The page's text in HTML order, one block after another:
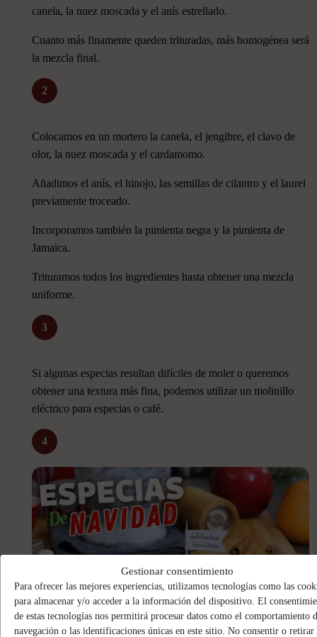
Gestionar consentimiento
Para ofrecer las mejores experiencias, utilizamos tecnologías como las
para almacenar y/o acceder a la información del dispositivo. El
de estas tecnologías nos permitirá procesar datos como el comportamiento
navegación o las identificaciones únicas en este sitio. No consentir o retirar
canela, la nuez moscada y el anís estrellado.
Cuanto más finamente queden trituradas, más homogénea será
la mezcla final.
2
Colocamos en un mortero la canela, el jengibre, el clavo de
olor, la nuez moscada y el cardamomo.
Añadimos el anís, el hinojo, las semillas de cilantro y el laurel
previamente troceado.
Incorporamos también la pimienta negra y la pimienta de
Jamaica.
Trituramos todos los ingredientes hasta obtener una mezcla
uniforme.
3
Si algunas especias resultan difíciles de moler o queremos
obtener una textura más fina, podemos utilizar un molinillo
eléctrico para especias o café.
4